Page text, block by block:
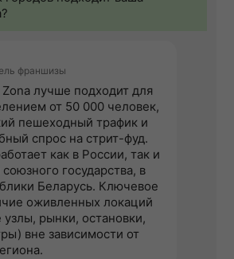
франшизы
лучше подходит для
от 50 000 человек,
пешеходный трафик и
спрос на стрит-фуд.
как в России, так и
государства, в
Беларусь. Ключевое
оживленных локаций
узлы, рынки, остановки,
вне зависимости от